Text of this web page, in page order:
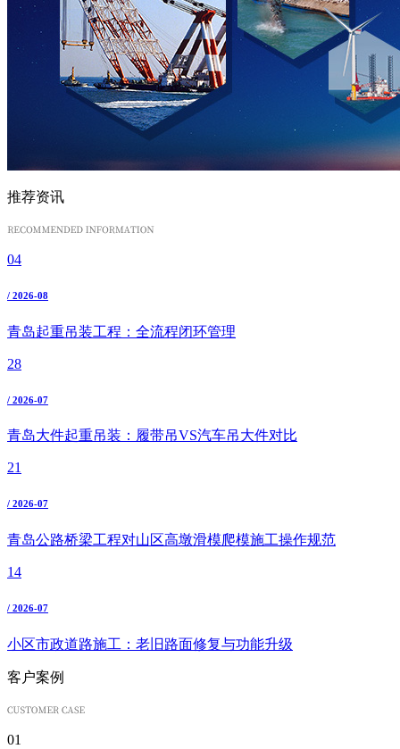
推荐资讯
04
/ 2026-08
青岛起重吊装工程：全流程闭环管理
28
/ 2026-07
青岛大件起重吊装：履带吊VS汽车吊大件对比
21
/ 2026-07
青岛公路桥梁工程对山区高墩滑模爬模施工操作规范
14
/ 2026-07
小区市政道路施工：老旧路面修复与功能升级
客户案例
01